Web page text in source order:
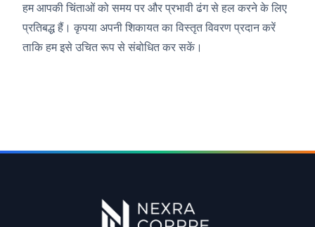
हम आपकी चिंताओं को समय पर और प्रभावी ढंग से हल करने के लिए
प्रतिबद्ध हैं। कृपया अपनी शिकायत का विस्तृत विवरण प्रदान करें
ताकि हम इसे उचित रूप से संबोधित कर सकें।